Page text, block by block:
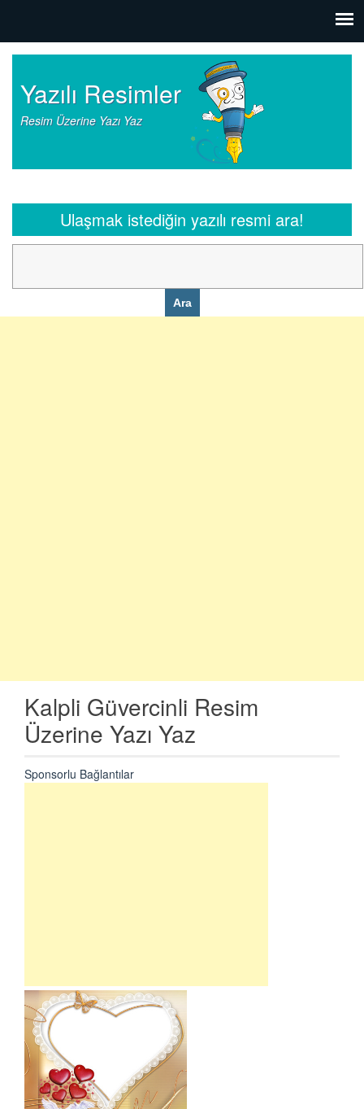
Yazılı Resimler
Resim Üzerine Yazı Yaz
Ulaşmak istediğin yazılı resmi ara!
Kalpli Güvercinli Resim
Üzerine Yazı Yaz
Sponsorlu Bağlantılar